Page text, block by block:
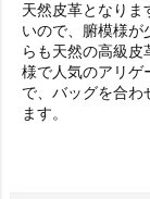
天然皮革となりま
いので、腑模様が
らも天然の高級
様で人気のアリゲ
で、バッグを合わ
ます。